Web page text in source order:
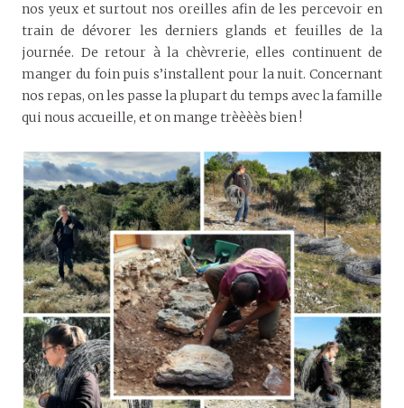
nos yeux et surtout nos oreilles afin de les percevoir en
train de dévorer les derniers glands et feuilles de la
journée. De retour à la chèvrerie, elles continuent de
manger du foin puis s’installent pour la nuit. Concernant
nos repas, on les passe la plupart du temps avec la famille
qui nous accueille, et on mange trèèèès bien !